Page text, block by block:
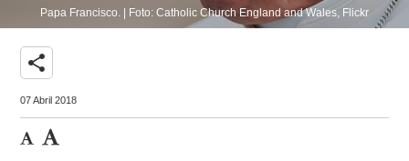
Papa Francisco. | Foto: Catholic Church England and Wales, Flickr
share
07 Abril 2018